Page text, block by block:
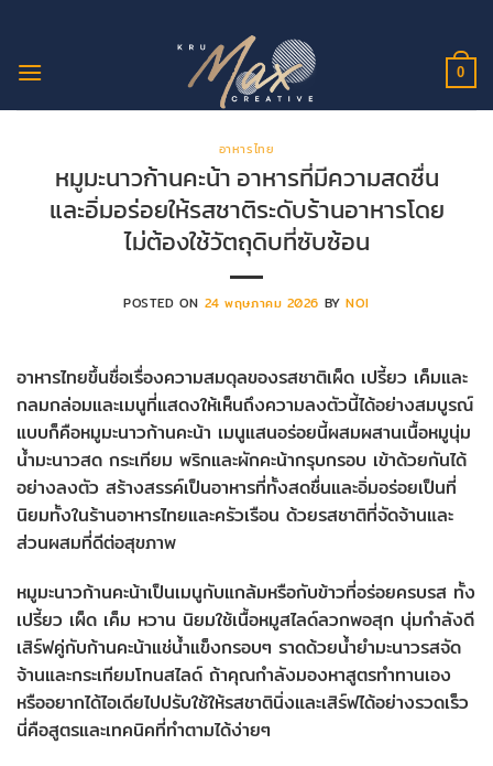
ยัง
0
อาหารไทย
หมูมะนาวก้านคะน้า อาหารที่มีความสดชื่น
และอิ่มอร่อยให้รสชาติระดับร้านอาหารโดย
ไม่ต้องใช้วัตถุดิบที่ซับซ้อน
POSTED ON 24 พฤษภาคม 2026 BYNOI
อาหารไทยขึ้นชื่อเรื่องความสมดุลของรสชาติเผ็ด เปรี้ยว เค็มและ
กลมกล่อมและเมนูที่แสดงให้เห็นถึงความลงตัวนี้ได้อย่างสมบูรณ์
แบบก็คือหมูมะนาวก้านคะน้า เมนูแสนอร่อยนี้ผสมผสานเนื้อหมูนุ่ม
น้ำมะนาวสด กระเทียม พริกและผักคะน้ากรุบกรอบ เข้าด้วยกันได้
อย่างลงตัว สร้างสรรค์เป็นอาหารที่ทั้งสดชื่นและอิ่มอร่อยเป็นที่
นิยมทั้งในร้านอาหารไทยและครัวเรือน ด้วยรสชาติที่จัดจ้านและ
ส่วนผสมที่ดีต่อสุขภาพ
หมูมะนาวก้านคะน้าเป็นเมนูกับแกล้มหรือกับข้าวที่อร่อยครบรส ทั้ง
เปรี้ยว เผ็ด เค็ม หวาน นิยมใช้เนื้อหมูสไลด์ลวกพอสุก นุ่มกำลังดี
เสิร์ฟคู่กับก้านคะน้าแช่น้ำแข็งกรอบๆ ราดด้วยน้ำยำมะนาวรสจัด
จ้านและกระเทียมโทนสไลด์ ถ้าคุณกำลังมองหาสูตรทำทานเอง
หรืออยากได้ไอเดียไปปรับใช้ให้รสชาตินิ่งและเสิร์ฟได้อย่างรวดเร็ว
นี่คือสูตรและเทคนิคที่ทำตามได้ง่ายๆ